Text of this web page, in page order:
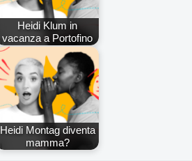
Heidi Klum in
vacanza a Portofino
Heidi Montag diventa
mamma?